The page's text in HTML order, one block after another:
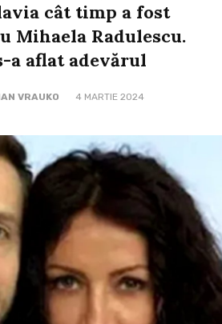
cât timp a fost
Mihaela Radulescu.
a aflat adevărul
VRAUKO 4 MARTIE 2024